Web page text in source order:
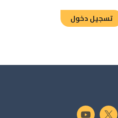
تسجيل دخول